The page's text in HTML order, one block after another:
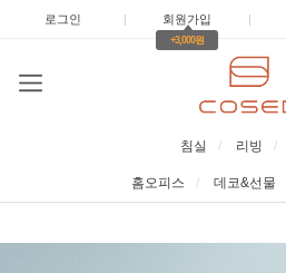
로그인 | 회원가입 |
+3,000원
침실 리빙
홈오피스 데코&선물